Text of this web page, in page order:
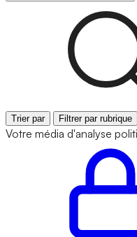
Trier par Filtrer par rubrique
Votre média d'analyse